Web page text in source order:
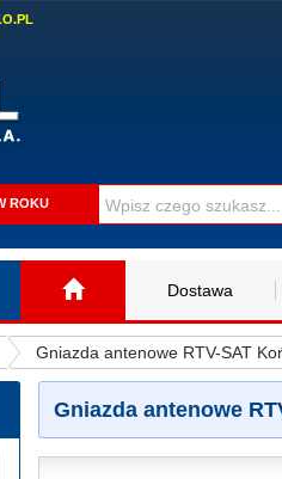
ROKU
Dostawa
Gniazda antenowe RTV-SAT
Gniazda antenowe